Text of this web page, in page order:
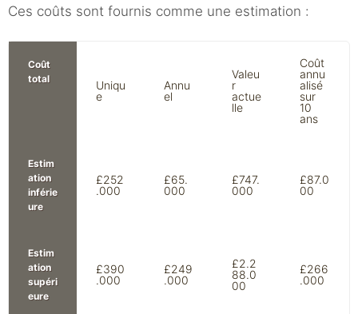
Ces coûts sont fournis comme une estimation :
Coût
total
Uniqu
e
Annu
el
Valeu
r
actue
lle
Coût
annu
alisé
sur
10
ans
Estim
ation
inférie
ure
£252
.000
£65.
000
£747.
000
£87.0
00
Estim
ation
supéri
eure
£390
.000
£249
.000
£2.2
88.0
00
£266
.000